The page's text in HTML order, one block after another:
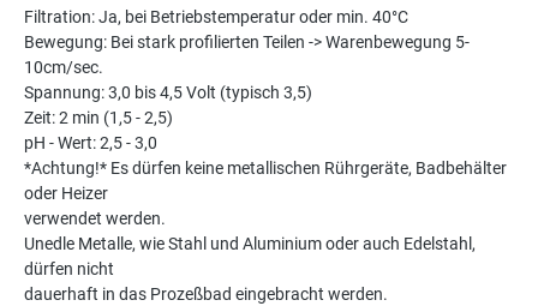
Filtration: Ja, bei Betriebstemperatur oder min. 40°C
Bewegung: Bei stark profilierten Teilen -> Warenbewegung 5-
10cm/sec.
Spannung: 3,0 bis 4,5 Volt (typisch 3,5)
Zeit: 2 min (1,5 - 2,5)
pH - Wert: 2,5 - 3,0
*Achtung!* Es dürfen keine metallischen Rührgeräte, Badbehälter
oder Heizer
verwendet werden.
Unedle Metalle, wie Stahl und Aluminium oder auch Edelstahl,
dürfen nicht
dauerhaft in das Prozeßbad eingebracht werden.